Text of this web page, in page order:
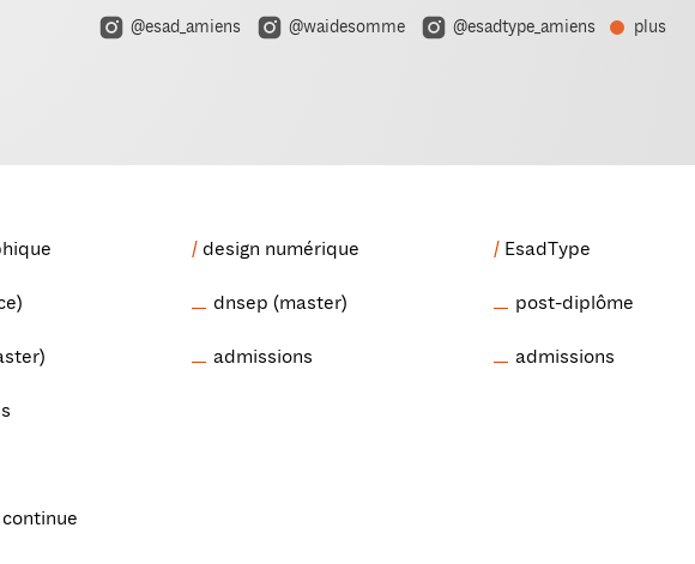
@esad_amiens @waidesomme @esadtype_amiens plus
design numérique
dnsep (master)
admissions
EsadType
post-diplôme
admissions